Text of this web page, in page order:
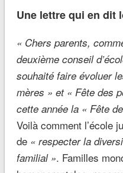
Une lettre qui en dit
« Chers parents,
deuxième conseil
souhaité faire évoluer
mères » et « Fête des
cette année la « Fête
Voilà comment l’école
de « respecter la
familial ». Familles